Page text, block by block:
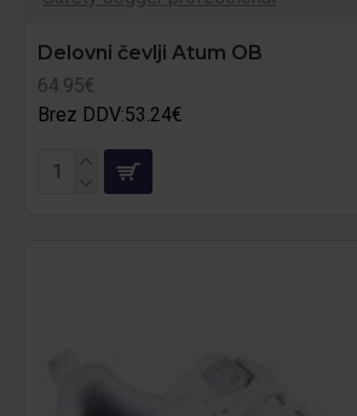
Delovni čevlji Atum OB
64.95€
Brez DDV:53.24€